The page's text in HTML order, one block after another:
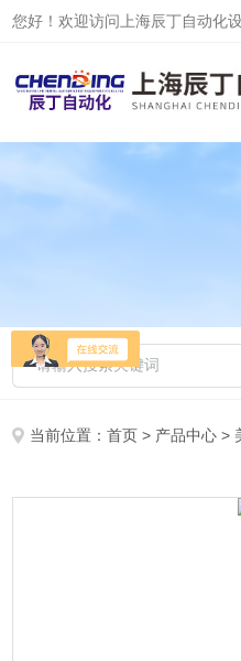
您好！欢迎访问上海辰丁自动化
当前位置：首页 > 产品中心 >